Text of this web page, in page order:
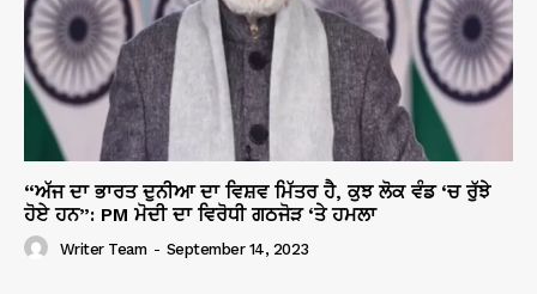
“ਅੱਜ ਦਾ ਭਾਰਤ ਦੁਨੀਆ ਦਾ ਵਿਸ਼ਵ ਮਿੱਤਰ ਹੈ, ਕੁਝ ਲੋਕ ਵੰਡ ‘ਚ ਰੁੱਝੇ
ਹੋਏ ਹਨ”: PM ਮੋਦੀ ਦਾ ਵਿਰੋਧੀ ਗਠਜੋੜ ‘ਤੇ ਹਮਲਾ
Writer Team - September 14, 2023